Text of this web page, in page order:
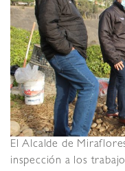
El Alcalde de
inspección a los